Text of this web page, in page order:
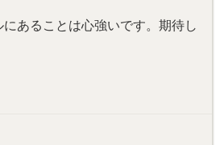
あることは心強いです。期待し